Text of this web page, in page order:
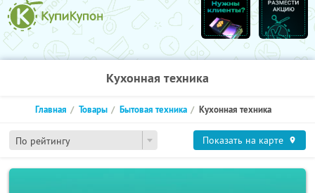
Кухонная техника
По рейтингу
Главная Товары Бытовая техника Кухонная техника
Показать на карте